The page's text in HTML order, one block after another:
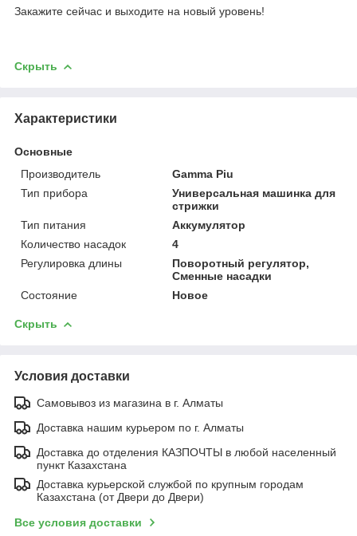
Закажите сейчас и выходите на новый уровень!
Скрыть
Характеристики
Основные
Производитель
Gamma Piu
Тип прибора
Универсальная машинка для
стрижки
Тип питания
Аккумулятор
Количество насадок
4
Регулировка длины
Поворотный регулятор,
Сменные насадки
Состояние
Новое
Скрыть
Условия доставки
Самовывоз из магазина в г. Алматы
Доставка нашим курьером по г. Алматы
Доставка до отделения КАЗПОЧТЫ в любой населенный
пункт Казахстана
Доставка курьерской службой по крупным городам
Казахстана (от Двери до Двери)
Все условия доставки